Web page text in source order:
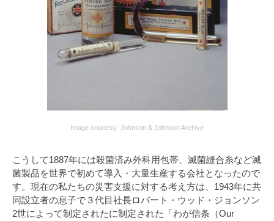
Image courtesy: Johnson & Johnson Archive
こうして1887年には殺菌済み外科用包帯、滅菌縫合糸など滅
菌製品を世界で初めて導入・大量生産する会社となったので
す。現在の私たちの災害支援に対する考え方は、1943年に共
同設立者の息子で３代目社長ロバート・ウッド・ジョンソン
2世によって制定されたに制定された「わが信条（Our